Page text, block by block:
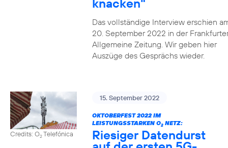
knacken"
Das vollständige Interview erschien
20. September 2022 in der
Allgemeine Zeitung. Wir geben hier
Auszüge des Gesprächs wieder.
Credits: O2Telefónica
15. September 2022
OKTOBERFEST 2022 IM
LEISTUNGSSTARKEN O2NETZ:
Riesiger Datendurst